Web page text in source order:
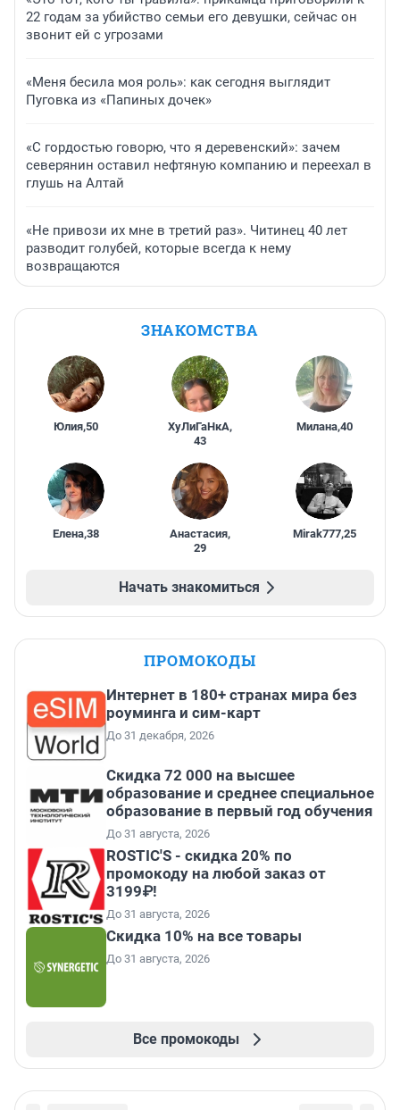
22 годам за убийство семьи его девушки, сейчас он
звонит ей с угрозами
«Меня бесила моя роль»: как сегодня выглядит
Пуговка из «Папиных дочек»
«С гордостью говорю, что я деревенский»: зачем
северянин оставил нефтяную компанию и переехал в
глушь на Алтай
«Не привози их мне в третий раз». Читинец 40 лет
разводит голубей, которые всегда к нему
возвращаются
ЗНАКОМСТВА
Юлия,50 ХуЛиГаНкА,
43
Милана,40
Елена,38 Анастасия,
29
Mirak777,25
Начать знакомиться
ПРОМОКОДЫ
Интернет в 180+ странах мира без
роуминга и сим-карт
До 31 декабря, 2026
Скидка 72 000 на высшее
образование и среднее специальное
образование в первый год обучения
До 31 августа, 2026
ROSTIC'S - скидка 20% по
промокоду на любой заказ от
3199₽!
До 31 августа, 2026
Скидка 10% на все товары
До 31 августа, 2026
Все промокоды